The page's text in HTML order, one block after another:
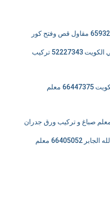
فني تركيب شتر يدوي وكهربائي الكويت 52227343 تركيب
فني تركيب باركيه سيراميك الكويت 66447375 معلم
دهان صباغ ضاحية مبارك العبدالله الجابر 66405052 معلم